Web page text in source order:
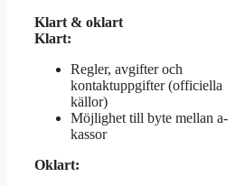
Klart & oklart
Klart:
Regler, avgifter och
kontaktuppgifter (officiella
källor)
Möjlighet till byte mellan a-
kassor
Oklart: